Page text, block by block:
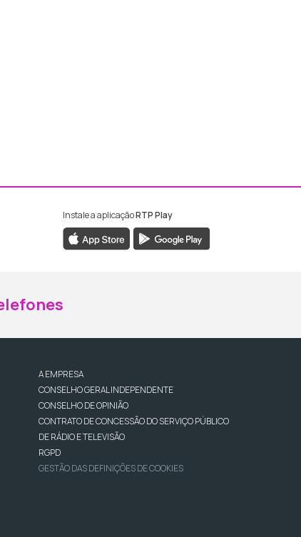
da RTP Madeira
da RTP Madeira
Instale a aplicaçãoRTP Play
A EMPRESA
CONSELHO GERAL INDEPENDENTE
CONSELHO DE OPINIÃO
CONTRATO DE CONCESSÃO DO SERVIÇO PÚBLICO
DE RÁDIO E TELEVISÃO
RGPD
GESTÃO DAS DEFINIÇÕES DE COOKIES